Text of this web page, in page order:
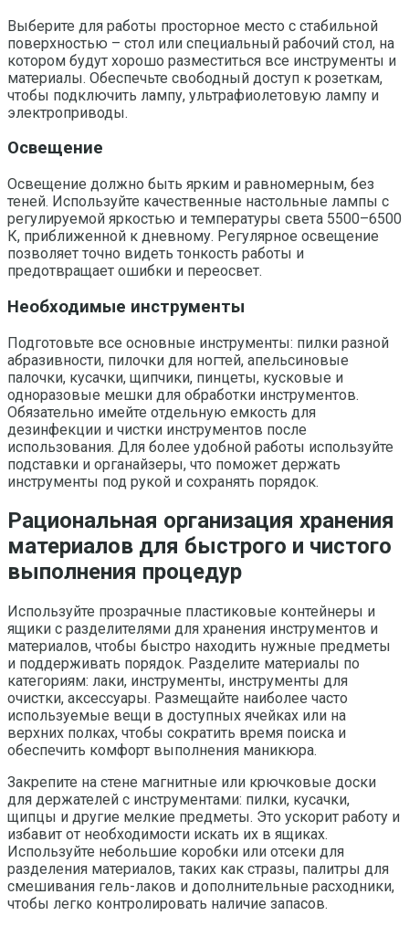
Выберите для работы просторное место с стабильной
поверхностью – стол или специальный рабочий стол, на
котором будут хорошо разместиться все инструменты и
материалы. Обеспечьте свободный доступ к розеткам,
чтобы подключить лампу, ультрафиолетовую лампу и
электроприводы.
Освещение
Освещение должно быть ярким и равномерным, без
теней. Используйте качественные настольные лампы с
регулируемой яркостью и температуры света 5500–6500
К, приближенной к дневному. Регулярное освещение
позволяет точно видеть тонкость работы и
предотвращает ошибки и переосвет.
Необходимые инструменты
Подготовьте все основные инструменты: пилки разной
абразивности, пилочки для ногтей, апельсиновые
палочки, кусачки, щипчики, пинцеты, кусковые и
одноразовые мешки для обработки инструментов.
Обязательно имейте отдельную емкость для
дезинфекции и чистки инструментов после
использования. Для более удобной работы используйте
подставки и органайзеры, что поможет держать
инструменты под рукой и сохранять порядок.
Рациональная организация хранения
материалов для быстрого и чистого
выполнения процедур
Используйте прозрачные пластиковые контейнеры и
ящики с разделителями для хранения инструментов и
материалов, чтобы быстро находить нужные предметы
и поддерживать порядок. Разделите материалы по
категориям: лаки, инструменты, инструменты для
очистки, аксессуары. Размещайте наиболее часто
используемые вещи в доступных ячейках или на
верхних полках, чтобы сократить время поиска и
обеспечить комфорт выполнения маникюра.
Закрепите на стене магнитные или крючковые доски
для держателей с инструментами: пилки, кусачки,
щипцы и другие мелкие предметы. Это ускорит работу и
избавит от необходимости искать их в ящиках.
Используйте небольшие коробки или отсеки для
разделения материалов, таких как стразы, палитры для
смешивания гель-лаков и дополнительные расходники,
чтобы легко контролировать наличие запасов.